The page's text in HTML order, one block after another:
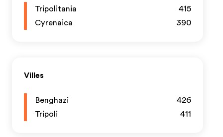
Tripolitania
415
Cyrenaica
390
Villes
Benghazi
426
Tripoli
411